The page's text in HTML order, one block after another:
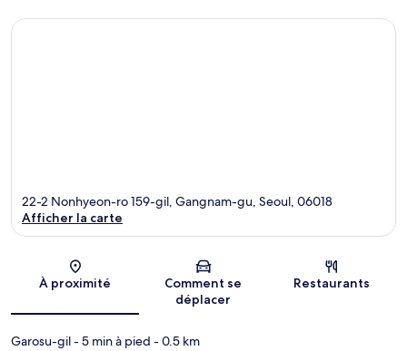
Carte
22-2 Nonhyeon-ro 159-gil, Gangnam-gu, Seoul, 06018
Afficher la carte
À proximité
Comment se
déplacer
Restaurants
Garosu-gil- 5 min à pied - 0.5 km